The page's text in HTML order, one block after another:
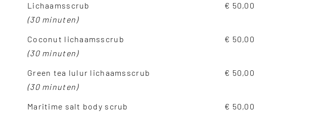
Lichaamsscrub
(30 minuten)
€ 50,00
Coconut lichaamsscrub
(30 minuten)
€ 50,00
Green tea lulur lichaamsscrub
(30 minuten)
€ 50,00
Maritime salt body scrub
€ 50,00